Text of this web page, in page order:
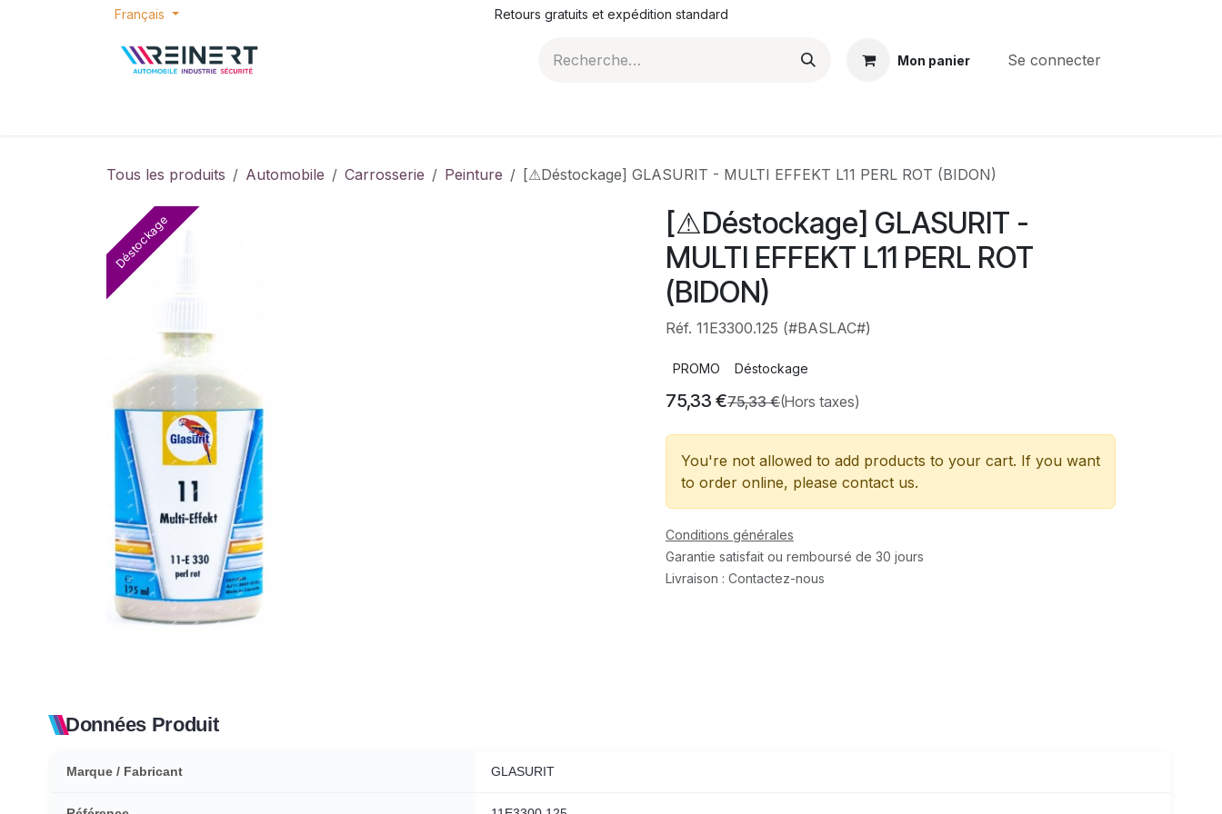
Se rendre au contenu
Français Retours gratuits et expédition standard
Mon panier Se connecter
Tous les produits Automobile Carrosserie Peinture [⚠Déstockage] GLASURIT - MULTI EFFEKT L11 PERL ROT (BIDON)
Déstockage
[⚠Déstockage] GLASURIT -
MULTI EFFEKT L11 PERL ROT
(BIDON)
Réf. 11E3300.125 (#BASLAC#)
PROMO Déstockage
75,33 €75,33€(Hors taxes)
You're not allowed to add products to your cart. If you want
to order online, please contact us.
Conditions générales
Garantie satisfait ou remboursé de 30 jours
Livraison : Contactez-nous
Données Produit
Marque / Fabricant GLASURIT